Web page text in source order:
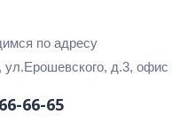
по адресу
ул.Ерошевского, д.3, офис
66-65